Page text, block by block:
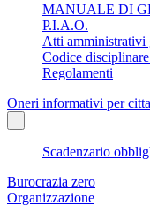
MANUALE DI
P.I.A.O.
Atti amministrativi
Codice
Regolamenti
Oneri informativi per
Scadenzario
Burocrazia zero
Organizzazione